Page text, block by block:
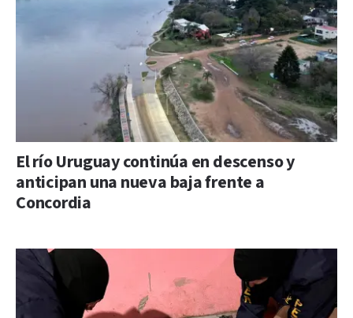
El río Uruguay continúa en descenso y
anticipan una nueva baja frente a
Concordia